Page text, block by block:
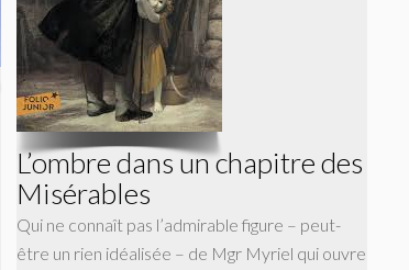
L’ombre dans un chapitre des
Misérables
Qui ne connaît pas l’admirable figure – peut-
être un rien idéalisée – de Mgr Myriel qui ouvre